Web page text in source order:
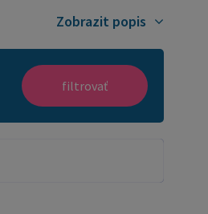
Zobrazit popis
filtrovať